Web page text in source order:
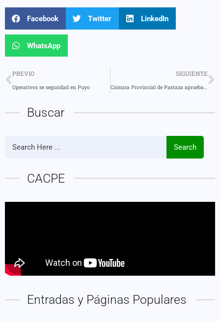
Facebook Twitter LinkedIn
WhatsApp
PREVIO
Operativos se seguridad en Puyo
SIGUIENTE
Cámara Provincial de Pastaza aprueba en primera instancia la creación de una radio pública “Ánima Pastaza”
Buscar
Search
CACPE
Entradas y Páginas Populares